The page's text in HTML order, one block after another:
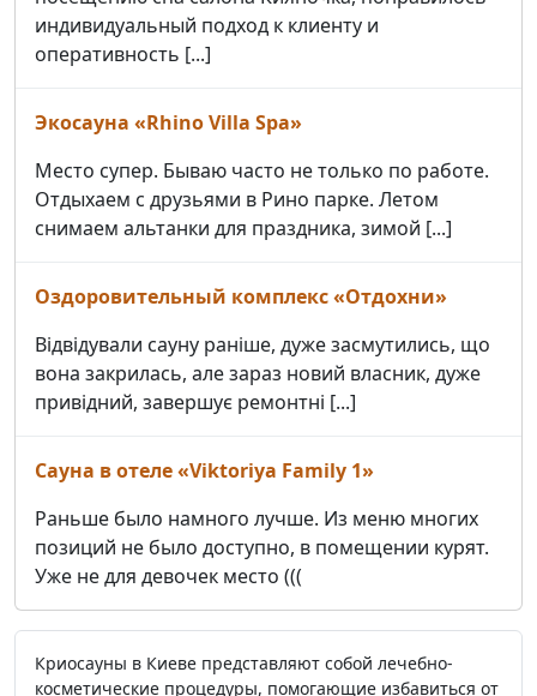
Криосауны в Киеве представляют собой лечебно-
косметические процедуры, помогающие избавиться от
индивидуальный подход к клиенту и
оперативность [...]
Экосауна «Rhino Villa Spa»
Место супер. Бываю часто не только по работе.
Отдыхаем с друзьями в Рино парке. Летом
снимаем альтанки для праздника, зимой [...]
Оздоровительный комплекс «Отдохни»
Відвідували сауну раніше, дуже засмутились, що
вона закрилась, але зараз новий власник, дуже
привідний, завершує ремонтні [...]
Сауна в отеле «Viktoriya Family 1»
Раньше было намного лучше. Из меню многих
позиций не было доступно, в помещении курят.
Уже не для девочек место (((